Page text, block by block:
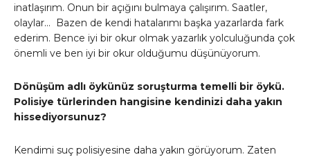
inatlaşırım. Onun bir açığını bulmaya çalışırım. Saatler,
olaylar… Bazen de kendi hatalarımı başka yazarlarda fark
ederim. Bence iyi bir okur olmak yazarlık yolculuğunda çok
önemli ve ben iyi bir okur olduğumu düşünüyorum.
Dönüşüm adlı öykünüz soruşturma temelli bir öykü.
Polisiye türlerinden hangisine kendinizi daha yakın
hissediyorsunuz?
Kendimi suç polisiyesine daha yakın görüyorum. Zaten